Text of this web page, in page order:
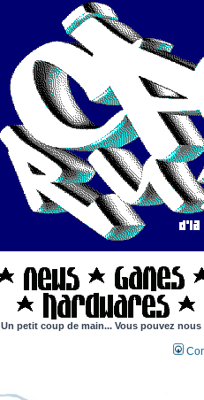
Un petit coup de main... Vous pouvez